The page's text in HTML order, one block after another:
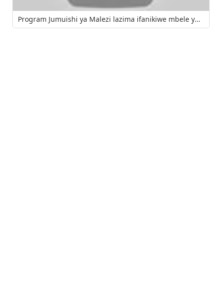
Program Jumuishi ya Malezi lazima ifanikiwe mbele ya wataalamu hawa